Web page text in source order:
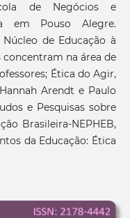
de Negócios e
em Pouso Alegre.
de Educação à
concentram na área de
Ética do Agir,
Arendt e Paulo
e Pesquisas sobre
Brasileira-NEPHEB,
da Educação: Ética